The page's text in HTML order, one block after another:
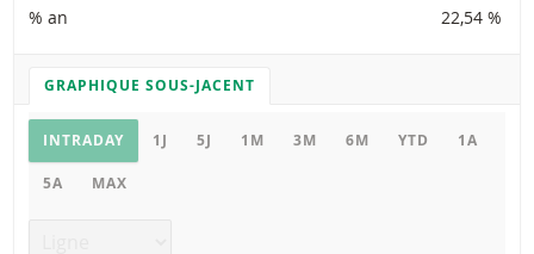
% an 22,54 %
GRAPHIQUE SOUS-JACENT
Graphique sous-jacent
PARAMÈTRES DU GRAPHIQUE
INTRADAY
1J 5J 1M 3M 6M YTD 1A
5A MAX